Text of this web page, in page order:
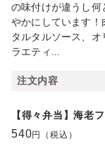
の味付けが違うし何
やかにしています！
タルタルソース、
ラエティ...
注文内容
【得々弁当】海老
540円（税込）